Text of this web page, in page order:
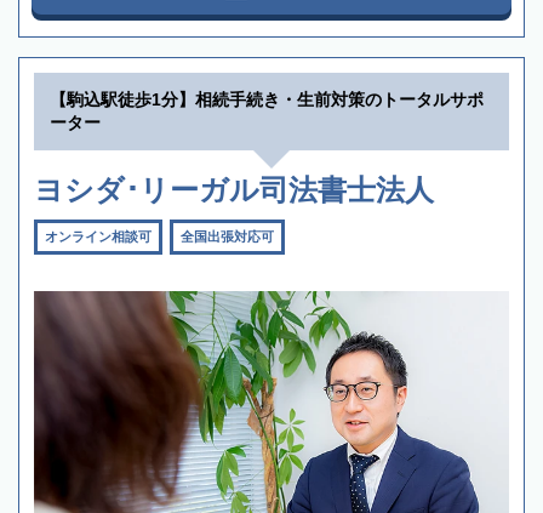
【駒込駅徒歩1分】相続手続き・生前対策のトータルサポ
ーター
ヨシダ･リーガル司法書士法人
オンライン相談可 全国出張対応可